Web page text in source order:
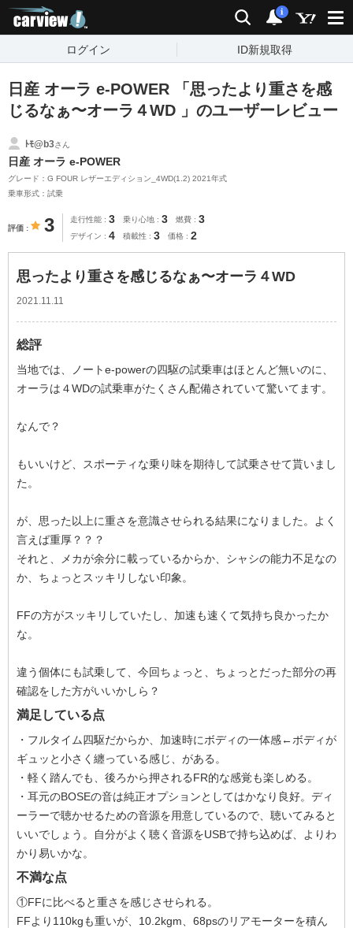
検索 通知
i
ログイン ID新規取得
日産 オーラ e-POWER 「思ったより重さを感
じるなぁ〜オーラ４WD 」のユーザーレビュー
ﾄﾓ@b3さん
日産 オーラ e-POWER
グレード：G FOUR レザーエディション_4WD(1.2) 2021年式
乗車形式：試乗
評価 3 走行性能 3 乗り心地 3 燃費 3
デザイン 4 積載性 3 価格 2
思ったより重さを感じるなぁ〜オーラ４WD
2021.11.11
総評
当地では、ノートe-powerの四駆の試乗車はほとんど無いのに、
オーラは４WDの試乗車がたくさん配備されていて驚いてます。
なんで？
もいいけど、スポーティな乗り味を期待して試乗させて貰いまし
た。
が、思った以上に重さを意識させられる結果になりました。よく
言えば重厚？？？
それと、メカが余分に載っているからか、シャシの能力不足なの
か、ちょっとスッキリしない印象。
FFの方がスッキリしていたし、加速も速くて気持ち良かったか
な。
違う個体にも試乗して、今回ちょっと、ちょっとだった部分の再
確認をした方がいいかしら？
満足している点
・フルタイム四駆だからか、加速時にボディの一体感←ボディが
ギュッと小さく纏っている感じ、がある。
・軽く踏んでも、後ろから押されるFR的な感覚も楽しめる。
・耳元のBOSEの音は純正オプションとしてはかなり良好。ディ
ーラーで聴かせるための音源を用意しているので、聴いてみると
いいでしょう。自分がよく聴く音源をUSBで持ち込めば、よりわ
かり易いかな。
不満な点
①FFに比べると重さを感じさせられる。
FFより110kgも重いが、10.2kgm、68psのリアモーターを積ん